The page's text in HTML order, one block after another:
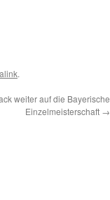
.
weiter auf die Bayerische
Einzelmeisterschaft →